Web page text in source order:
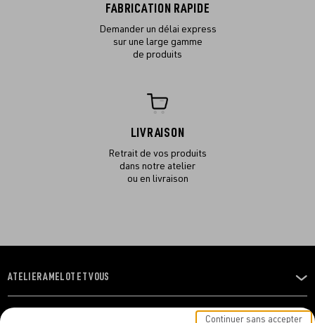
FABRICATION RAPIDE
Demander un délai express
sur une large gamme
de produits
LIVRAISON
Retrait de vos produits
dans notre atelier
ou en livraison
OUVRIR
LE
MENU
ATELIER AMELOT ET VOUS
Continuer sans accepter